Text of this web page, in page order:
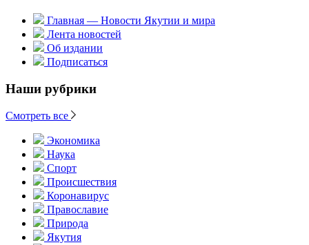
Главная — Новости Якутии и мира
Лента новостей
Об издании
Подписаться
Наши рубрики
Смотреть все
Экономика
Наука
Спорт
Происшествия
Коронавирус
Православие
Природа
Якутия